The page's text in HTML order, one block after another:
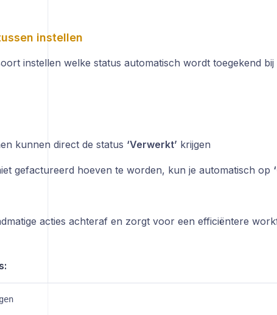
instellen
instellen welke status automatisch wordt toegekend bij
kunnen direct de status ‘Verwerkt’ krijgen
gefactureerd hoeven te worden, kun je automatisch op
acties achteraf en zorgt voor een efficiëntere